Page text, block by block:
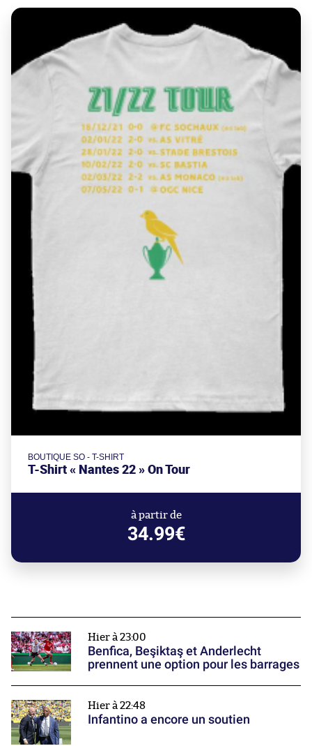
BOUTIQUE SO - T-SHIRT
T-Shirt « Nantes 22 » On Tour
à partir de
34.99€
Hier à 23:00
Benfica, Beşiktaş et Anderlecht
prennent une option pour les barrages
Hier à 22:48
Infantino a encore un soutien